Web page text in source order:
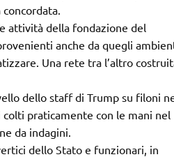
attività della fondazione del
anche da quegli
Una rete tra l’altro
dello staff di Trump su filoni
praticamente con le mani nel
da indagini.
dello Stato e funzionari, in